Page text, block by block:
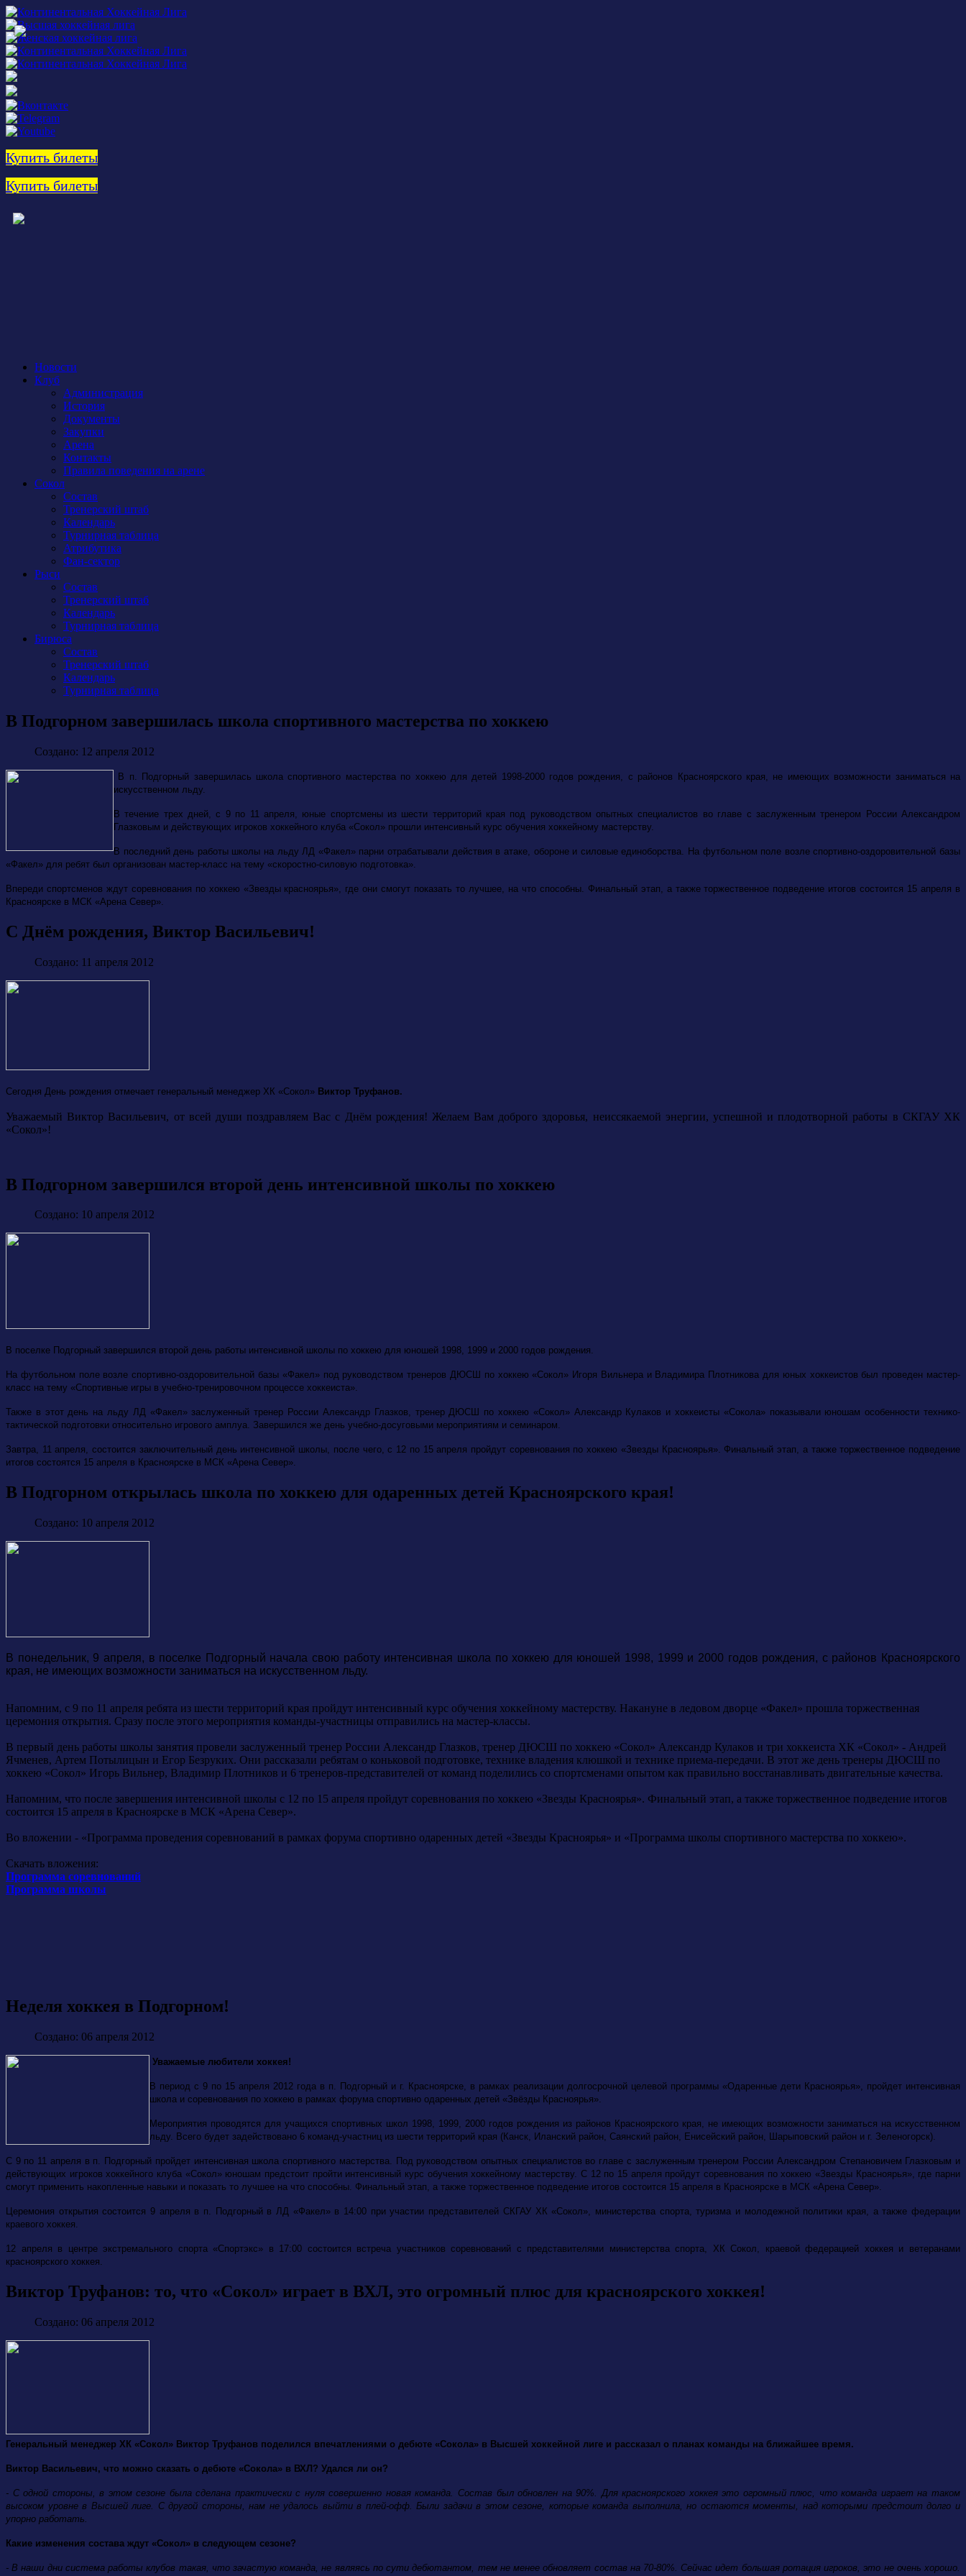
Купить билеты
Купить билеты
Новости
Клуб
Администрация
История
Документы
Закупки
Арена
Контакты
Правила поведения на арене
Сокол
Состав
Тренерский штаб
Календарь
Турнирная таблица
Атрибутика
Фан-сектор
Рыси
Состав
Тренерский штаб
Календарь
Турнирная таблица
Бирюса
Состав
Тренерский штаб
Календарь
Турнирная таблица
В Подгорном завершилась школа спортивного мастерства по хоккею
Создано: 12 апреля 2012
В п. Подгорный завершилась школа спортивного мастерства по хоккею для детей 1998-2000 годов рождения, с районов Красноярского края, не имеющих возможности заниматься на
искусственном льду.
В течение трех дней, с 9 по 11 апреля, юные спортсмены из шести территорий края под руководством опытных специалистов во главе с заслуженным тренером России Александром
Глазковым и действующих игроков хоккейного клуба «Сокол» прошли интенсивный курс обучения хоккейному мастерству.
В последний день работы школы на льду ЛД «Факел» парни отрабатывали действия в атаке, обороне и силовые единоборства. На футбольном поле возле спортивно-оздоровительной базы
«Факел» для ребят был организован мастер-класс на тему «скоростно-силовую подготовка».
Впереди спортсменов ждут соревнования по хоккею «Звезды красноярья», где они смогут показать то лучшее, на что способны. Финальный этап, а также торжественное подведение итогов состоится 15 апреля в
Красноярске в МСК «Арена Север».
С Днём рождения, Виктор Васильевич!
Создано: 11 апреля 2012
Сегодня День рождения отмечает генеральный менеджер ХК «Сокол» Виктор Труфанов.
Уважаемый Виктор Васильевич, от всей души поздравляем Вас с Днём рождения! Желаем Вам доброго здоровья, неиссякаемой энергии, успешной и плодотворной работы в СКГАУ ХК
«Сокол»!
В Подгорном завершился второй день интенсивной школы по хоккею
Создано: 10 апреля 2012
В поселке Подгорный завершился второй день работы интенсивной школы по хоккею для юношей 1998, 1999 и 2000 годов рождения.
На футбольном поле возле спортивно-оздоровительной базы «Факел» под руководством тренеров ДЮСШ по хоккею «Сокол» Игоря Вильнера и Владимира Плотникова для юных хоккеистов был проведен мастер-
класс на тему «Спортивные игры в учебно-тренировочном процессе хоккеиста».
Также в этот день на льду ЛД «Факел»заслуженный тренер России Александр Глазков, тренер ДЮСШ по хоккею «Сокол» Александр Кулаков и хоккеисты «Сокола» показывали юношам особенности технико-
тактической подготовки относительно игрового амплуа. Завершился же день учебно-досуговыми мероприятиям и семинаром.
Завтра, 11 апреля, состоится заключительный день интенсивной школы, после чего,с 12 по 15 апреля пройдут соревнования похоккею «Звезды Красноярья». Финальный этап, а также торжественное подведение
итогов состоятся 15 апреля в Красноярске в МСК «Арена Север».
В Подгорном открылась школа по хоккею для одаренных детей Красноярского края!
Создано: 10 апреля 2012
В понедельник, 9 апреля, в поселке Подгорный начала свою работу интенсивная школа по хоккею для юношей 1998, 1999 и 2000 годов рождения, с районов Красноярского
края, не имеющих возможности заниматься на искусственном льду.
Напомним, с 9 по 11 апреля ребята из шести территорий края пройдут интенсивный курс обучения хоккейному мастерству. Накануне в ледовом дворце «Факел» прошла торжественная
церемония открытия. Сразу после этого мероприятия команды-участницы отправились на мастер-классы.
В первый день работы школы занятия провели заслуженный тренер России Александр Глазков, тренер ДЮСШ по хоккею «Сокол» Александр Кулаков и три хоккеиста ХК «Сокол» - Андрей
Ячменев, Артем Потылицын и Егор Безруких. Они рассказали ребятам о коньковой подготовке, технике владения клюшкой и технике приема-передачи. В этот же день тренеры ДЮСШ по
хоккею «Сокол» Игорь Вильнер, Владимир Плотников и 6 тренеров-представителей от команд поделились со спортсменами опытом как правильно восстанавливать двигательные качества.
Напомним, что после завершения интенсивной школы с 12 по 15 апреля пройдут соревнования по хоккею «Звезды Красноярья». Финальный этап, а также торжественное подведение итогов
состоится 15 апреля в Красноярске в МСК «Арена Север».
Во вложении - «Программа проведения соревнований в рамках форума спортивно одаренных детей «Звезды Красноярья» и «Программа школы спортивного мастерства по хоккею».
Скачать вложения:
Программа соревнований
Программа школы
Неделя хоккея в Подгорном!
Создано: 06 апреля 2012
Уважаемые любители хоккея!
В период с 9 по 15 апреля 2012 года в п. Подгорный и г. Красноярске, в рамках реализации долгосрочной целевой программы «Одаренные дети Красноярья», пройдет интенсивная
школа и соревнования по хоккею в рамках форума спортивно одаренных детей «Звёзды Красноярья».
Мероприятия проводятся для учащихся спортивных школ 1998, 1999, 2000 годов рождения из районов Красноярского края, не имеющих возможности заниматься на искусственном
льду. Всего будет задействовано 6 команд-участниц из шести территорий края (Канск, Иланский район, Саянский район, Енисейский район, Шарыповский район и г. Зеленогорск).
С 9 по 11 апреля в п. Подгорный пройдет интенсивная школа спортивного мастерства. Под руководством опытных специалистов во главе с заслуженным тренером России Александром Степановичем Глазковым и
действующих игроков хоккейного клуба «Сокол» юношам предстоит пройти интенсивный курс обучения хоккейному мастерству. С 12 по 15 апреля пройдут соревнования по хоккею «Звезды Красноярья», где парни
смогут применить накопленные навыки и показать то лучшее на что способны. Финальный этап, а также торжественное подведение итогов состоится 15 апреля в Красноярске в МСК «Арена Север».
Церемония открытия состоится 9 апреля в п. Подгорный в ЛД «Факел» в 14:00 при участии представителей СКГАУ ХК «Сокол», министерства спорта, туризма и молодежной политики края, а также федерации
краевого хоккея.
12 апреля в центре экстремального спорта «Спортэкс» в 17:00 состоится встреча участников соревнований с представителями министерства спорта, ХК Сокол, краевой федерацией хоккея и ветеранами
красноярского хоккея.
Виктор Труфанов: то, что «Сокол» играет в ВХЛ, это огромный плюс для красноярского хоккея!
Создано: 06 апреля 2012
Генеральный менеджер ХК «Сокол» Виктор Труфанов поделился впечатлениями о дебюте «Сокола» в Высшей хоккейной лиге и рассказал о планах команды на ближайшее время.
Виктор Васильевич, что можно сказать о дебюте «Сокола» в ВХЛ? Удался ли он?
- С одной стороны, в этом сезоне была сделана практически с нуля совершенно новая команда. Состав был обновлен на 90%. Для красноярского хоккея это огромный плюс, что команда играет на таком
высоком уровне в Высшей лиге. С другой стороны, нам не удалось выйти в плей-офф. Были задачи в этом сезоне, которые команда выполнила, но остаются моменты, над которыми предстоит долго и
упорно работать.
Какие изменения состава ждут «Сокол» в следующем сезоне?
- В наши дни система работы клубов такая, что зачастую команда, не являясь по сути дебютантом, тем не менее обновляет состав на 70-80%. Сейчас идет большая ротация игроков, это не очень хорошо.